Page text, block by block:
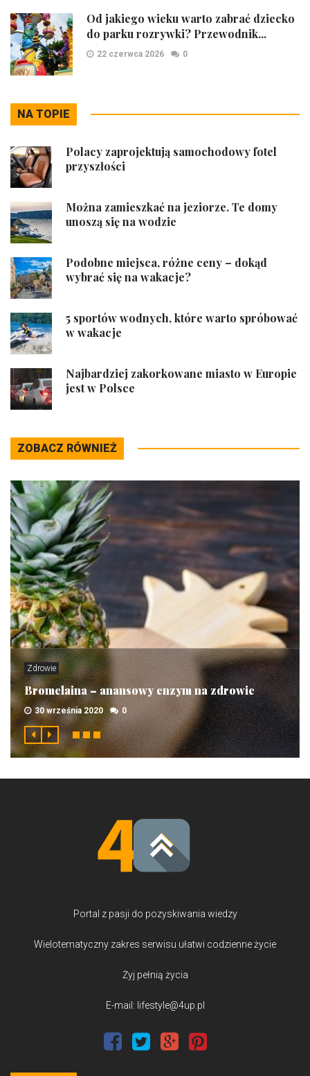
Od jakiego wieku warto zabrać dziecko
do parku rozrywki? Przewodnik...
22 czerwca 2026 0
NA TOPIE
Polacy zaprojektują samochodowy fotel
przyszłości
Można zamieszkać na jeziorze. Te domy
unoszą się na wodzie
Podobne miejsca, różne ceny – dokąd
wybrać się na wakacje?
5 sportów wodnych, które warto spróbować
w wakacje
Najbardziej zakorkowane miasto w Europie
jest w Polsce
ZOBACZ RÓWNIEŻ
Zdrowie
Bromelaina – anansowy enzym na zdrowie
30 września 2020 0
Portal z pasji do pozyskiwania wiedzy
Wielotematyczny zakres serwisu ułatwi codzienne życie
Żyj pełnią życia
E-mail: lifestyle@4up.pl